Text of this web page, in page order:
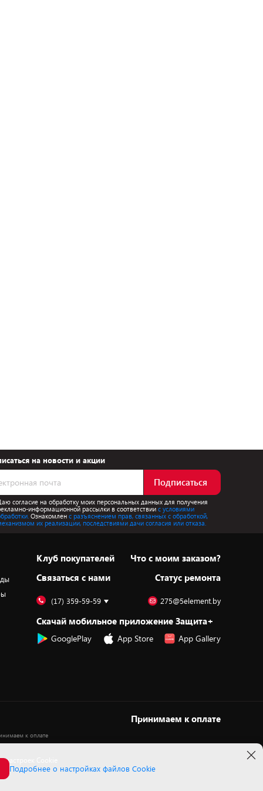
на новости и акции
Подписаться
согласие на обработку моих персональных данных для получения
информационной рассылки в соответствиис условиями
Ознакомлен с разъяснением прав, связанных с обработкой,
их реализации, последствиями дачи согласия или отказа.
Клуб покупателей
Cвязаться с нами
Что с моим заказом?
Статус ремонта
(17) 359-59-59 275@5element.by
Скачай мобильное приложение Защита+
GooglePlay App Store App Gallery
Принимаем к оплате
Cookie
Подробнее о настройках файлов Cookie